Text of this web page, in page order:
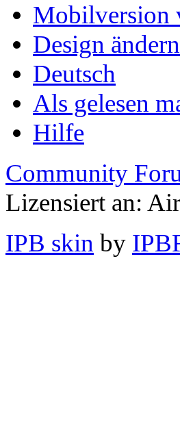
Mobilversion
Design ändern
Deutsch
Als gelesen
Hilfe
Community
Lizensiert an:
IPB skin by